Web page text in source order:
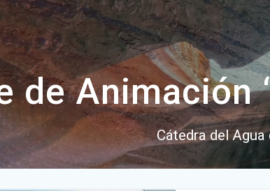
de Animación
Cátedra del Agua